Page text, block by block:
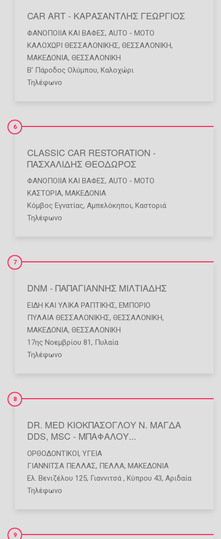
CAR ART - ΚΑΡΑΣΑΝΤΛΗΣ ΓΕΩΡΓΙΟΣ
ΦΑΝΟΠΟΙΊΑ ΚΑΙ ΒΑΦΈΣ, AUTO - MOTO
ΚΑΛΟΧΩΡΙ ΘΕΣΣΑΛΟΝΙΚΗΣ, ΘΕΣΣΑΛΟΝΙΚΗ,
ΜΑΚΕΔΟΝΙΑ, ΘΕΣΣΑΛΟΝΙΚΗ
Β' Πάροδος Ολύμπου, Καλοχώρι
Τηλέφωνο
CLASSIC CAR RESTORATION -
ΠΑΣΧΑΛΙΔΗΣ ΘΕΟΔΩΡΟΣ
6
ΦΑΝΟΠΟΙΊΑ ΚΑΙ ΒΑΦΈΣ, AUTO - MOTO
ΚΑΣΤΟΡΙΑ, ΜΑΚΕΔΟΝΙΑ
Κόμβος Εγνατίας, Αμπελόκηποι, Καστοριά
Τηλέφωνο
DNM - ΠΑΠΑΓΙΑΝΝΗΣ ΜΙΛΤΙΑΔΗΣ
7
ΕΊΔΗ ΚΑΙ ΥΛΙΚΆ ΡΑΠΤΙΚΉΣ, ΕΜΠΌΡΙΟ
ΠΥΛΑΙΑ ΘΕΣΣΑΛΟΝΙΚΗΣ, ΘΕΣΣΑΛΟΝΙΚΗ,
ΜΑΚΕΔΟΝΙΑ, ΘΕΣΣΑΛΟΝΙΚΗ
17ης Νοεμβρίου 81, Πυλαία
Τηλέφωνο
DR. MED ΚΙΟΚΠΑΣΟΓΛΟΥ Ν. ΜΑΓΔΑ
DDS, MSC - ΜΠΑΦΑΛΟΥ...
8
ΟΡΘΟΔΟΝΤΙΚΟΊ, ΥΓΕΊΑ
ΓΙΑΝΝΙΤΣΑ ΠΕΛΛΑΣ, ΠΕΛΛΑ, ΜΑΚΕΔΟΝΙΑ
Ελ. Βενιζέλου 125, Γιαννιτσά , Κύπρου 43, Αριδαία
Τηλέφωνο
9